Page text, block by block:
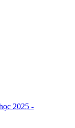
2025 -